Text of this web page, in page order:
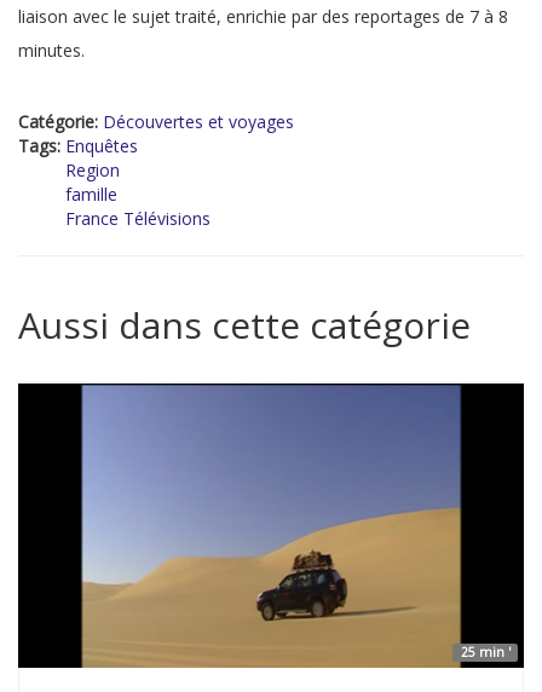
liaison avec le sujet traité, enrichie par des reportages de 7 à 8
minutes.
Catégorie: Découvertes et voyages
Tags: Enquêtes
Region
famille
France Télévisions
Aussi dans cette catégorie
25 min '